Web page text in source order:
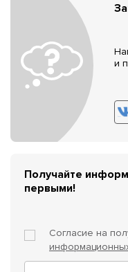
и
Получайте
первыми!
Согласие на